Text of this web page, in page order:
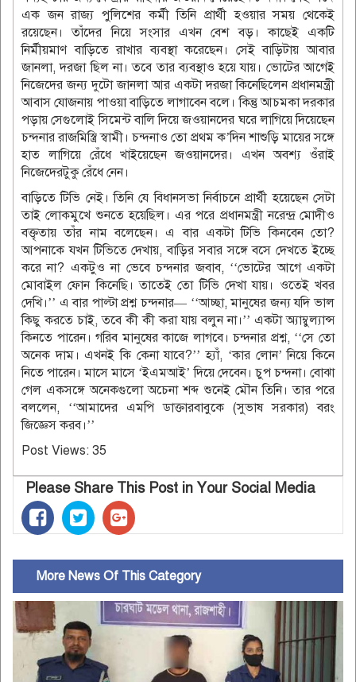
এক জন রাজ্য পুলিশের কর্মী তিনি প্রার্থী হওয়ার সময় থেকেই
রয়েছেন। তাঁদের নিয়ে সংসার এখন বেশ বড়। কাছেই একটি
নির্মীয়মাণ বাড়িতে রাখার ব্যবস্থা করেছেন। সেই বাড়িটায় আবার
জানলা, দরজা ছিল না। তবে তার ব্যবস্থাও হয়ে যায়। ভোটের আগেই
নিজেদের জন্য দুটো জানলা আর একটা দরজা কিনেছিলেন প্রধানমন্ত্রী
আবাস যোজনায় পাওয়া বাড়িতে লাগাবেন বলে। কিন্তু আচমকা দরকার
পড়ায় সেগুলোই সিমেন্ট বালি দিয়ে জওয়ানদের ঘরে লাগিয়ে দিয়েছেন
চন্দনার রাজমিস্ত্রি স্বামী। চন্দনাও তো প্রথম ক’দিন শাশুড়ি মায়ের সঙ্গে
হাত লাগিয়ে রেঁধে খাইয়েছেন জওয়ানদের। এখন অবশ্য ওঁরাই
নিজেদেরটুকু রেঁধে নেন।
বাড়িতে টিভি নেই। তিনি যে বিধানসভা নির্বাচনে প্রার্থী হয়েছেন সেটা
তাই লোকমুখে শুনতে হয়েছিল। এর পরে প্রধানমন্ত্রী নরেন্দ্র মোদীও
বক্তৃতায় তাঁর নাম বলেছেন। এ বার একটা টিভি কিনবেন তো?
আপনাকে যখন টিভিতে দেখায়, বাড়ির সবার সঙ্গে বসে দেখতে ইচ্ছে
করে না? একটুও না ভেবে চন্দনার জবাব, ‘‘ভোটের আগে একটা
মোবাইল ফোন কিনেছি। তাতেই তো টিভি দেখা যায়। ওতেই খবর
দেখি।’’ এ বার পাল্টা প্রশ্ন চন্দনার— ‘‘আচ্ছা, মানুষের জন্য যদি ভাল
কিছু করতে চাই, তবে কী কী করা যায় বলুন না।’’ একটা অ্যাম্বুল্যান্স
কিনতে পারেন। গরিব মানুষের কাজে লাগবে। চন্দনার প্রশ্ন, ‘‘সে তো
অনেক দাম। এখনই কি কেনা যাবে?’’ হ্যাঁ, ‘কার লোন’ নিয়ে কিনে
নিতে পারেন। মাসে মাসে ‘ইএমআই’ দিয়ে দেবেন। চুপ চন্দনা। বোঝা
গেল একসঙ্গে অনেকগুলো অচেনা শব্দ শুনেই মৌন তিনি। তার পরে
বললেন, ‘‘আমাদের এমপি ডাক্তারবাবুকে (সুভাষ সরকার) বরং
জিজ্ঞেস করব।’’
Post Views: 35
Please Share This Post in Your Social Media
More News Of This Category